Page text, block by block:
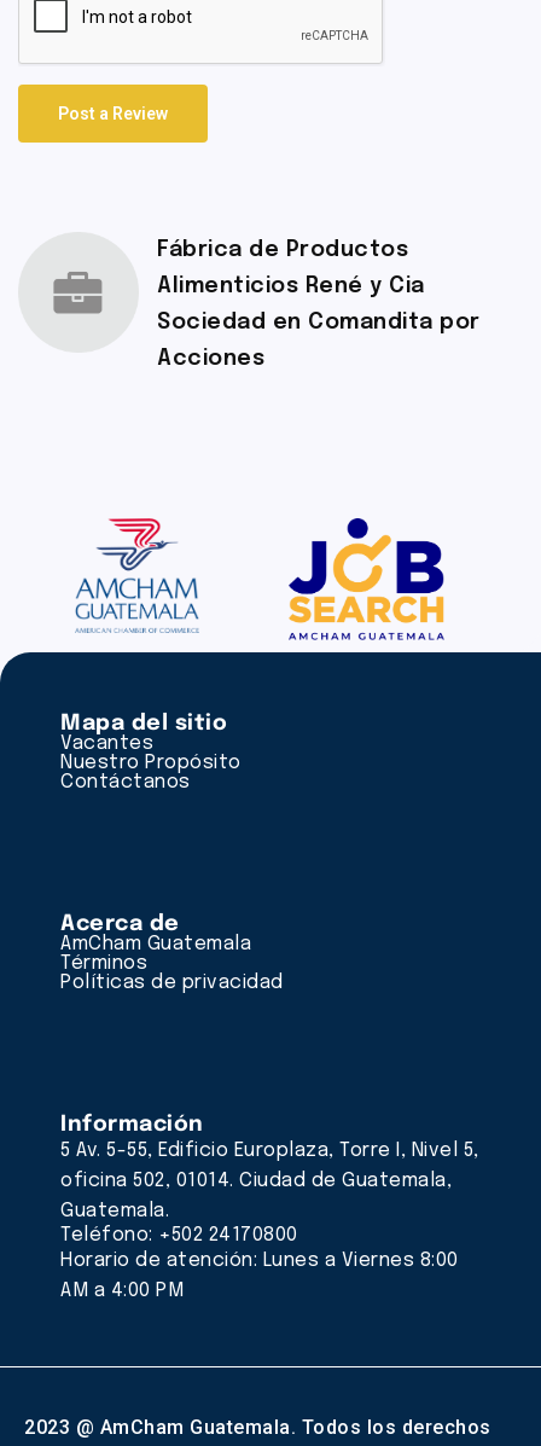
Post a Review
Fábrica de Productos
Alimenticios René y Cia
Sociedad en Comandita por
Acciones
Mapa del sitio
Vacantes
Nuestro Propósito
Contáctanos
Acerca de
AmCham Guatemala
Términos
Políticas de privacidad
Información
5 Av. 5-55, Edificio Europlaza, Torre I, Nivel 5,
oficina 502, 01014. Ciudad de Guatemala,
Guatemala.
Teléfono: +502 24170800
Horario de atención: Lunes a Viernes 8:00
AM a 4:00 PM
2023 @ AmCham Guatemala. Todos los derechos